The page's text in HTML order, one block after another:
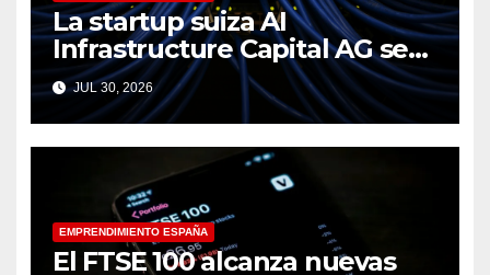
La startup suiza AI
Infrastructure Capital AG se
lanza con 16 millones de
euros para abordar el cuello
de botella en la computación
JUL 30, 2026
EMPRENDIMIENTO ESPAÑA
El FTSE 100 alcanza nuevas